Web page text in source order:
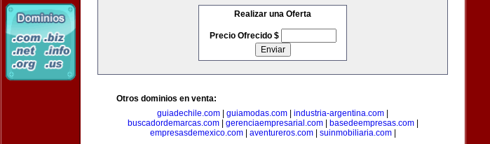
Realizar una Oferta
Precio Ofrecido $
Otros dominios en venta:
guiadechile.com
guiamodas.com industria-argentina.com
buscadordemarcas.com| gerenciaempresarial.com| basedeempresas.com|
empresasdemexico.com| aventureros.com| suinmobiliaria.com|